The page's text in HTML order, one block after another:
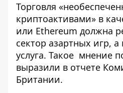
Торговля
криптоактивами» в
или Ethereum должна
сектор азартных игр,
услуга. Такое мнение
выразили в отчете
Британии.